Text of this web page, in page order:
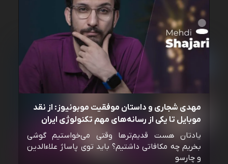
مهدی شجاری و داستان موفقیت موبونیوز: از نقد
موبایل تا یکی از رسانه‌‌های مهم تکنولوژی ایران
یادتان هست قدیم‌ترها وقتی می‌خواستیم گوشی
بخریم چه مکافاتی داشتیم؟ باید توی پاساژ علاءالدین
و چارسو